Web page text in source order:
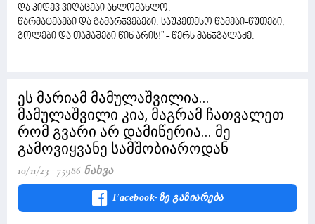
და კიდევ ვიღაცები ახლომახლო.
წარმატებები და გამარჯვებები. საუკეთესო წამები-წუთები,
გოლები და თამაშები წინ არის!" - წერს მანჯგალაძე.
ეს მარიამ მამულაშვილია...
მამულაშვილი კია, მაგრამ ჩათვალეთ
რომ გვარი არ დამიწერია... მე
გამოვიყვანე სამშობიაროდან
10/11/23 75986 Ნახვა
Facebook-Ზე Გაზიარება